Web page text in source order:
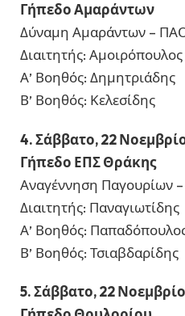
Γήπεδο Αμαράντων
Δύναμη Αμαράντων –
Διαιτητής: Αμοιρόπουλος
Α’ Βοηθός: Δημητριάδης
Β’ Βοηθός: Κελεσίδης
4. Σάββατο, 22
Γήπεδο ΕΠΣ Θράκης
Αναγέννηση Παγουρίων
Διαιτητής: Παναγιωτίδης
Α’ Βοηθός:
Β’ Βοηθός: Τσιαβδαρίδης
5. Σάββατο, 22